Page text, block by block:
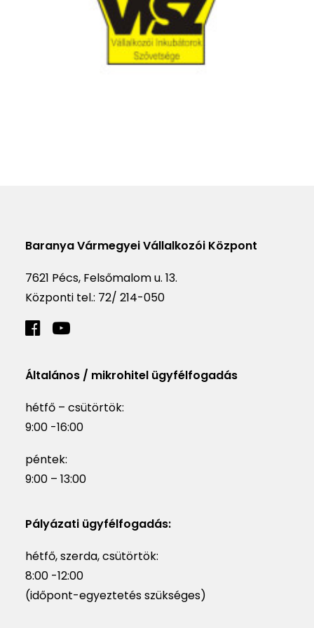
Baranya Vármegyei Vállalkozói Központ
7621 Pécs, Felsőmalom u. 13.
Központi tel.: 72/ 214-050
Általános / mikrohitel ügyfélfogadás
hétfő – csütörtök:
9:00 -16:00
péntek:
9:00 – 13:00
Pályázati ügyfélfogadás:
hétfő, szerda, csütörtök:
8:00 -12:00
(időpont-egyeztetés szükséges)